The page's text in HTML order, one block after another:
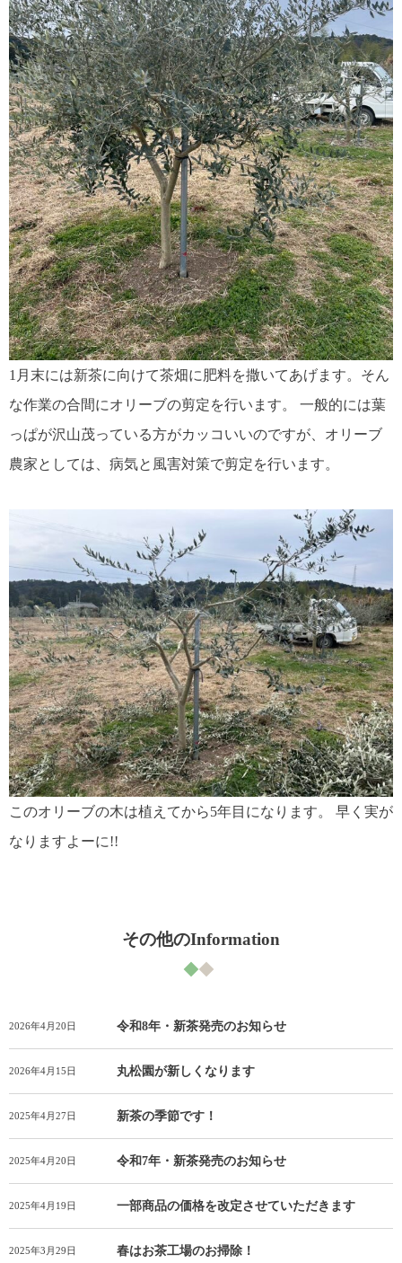
1月末には新茶に向けて茶畑に肥料を撒いてあげます。そん
な作業の合間にオリーブの剪定を行います。 一般的には葉
っぱが沢山茂っている方がカッコいいのですが、オリーブ
農家としては、病気と風害対策で剪定を行います。
このオリーブの木は植えてから5年目になります。 早く実が
なりますよーに!!
その他のInformation
2026年4月20日 令和8年・新茶発売のお知らせ
2026年4月15日 丸松園が新しくなります
2025年4月27日 新茶の季節です！
2025年4月20日 令和7年・新茶発売のお知らせ
2025年4月19日 一部商品の価格を改定させていただきます
2025年3月29日 春はお茶工場のお掃除！